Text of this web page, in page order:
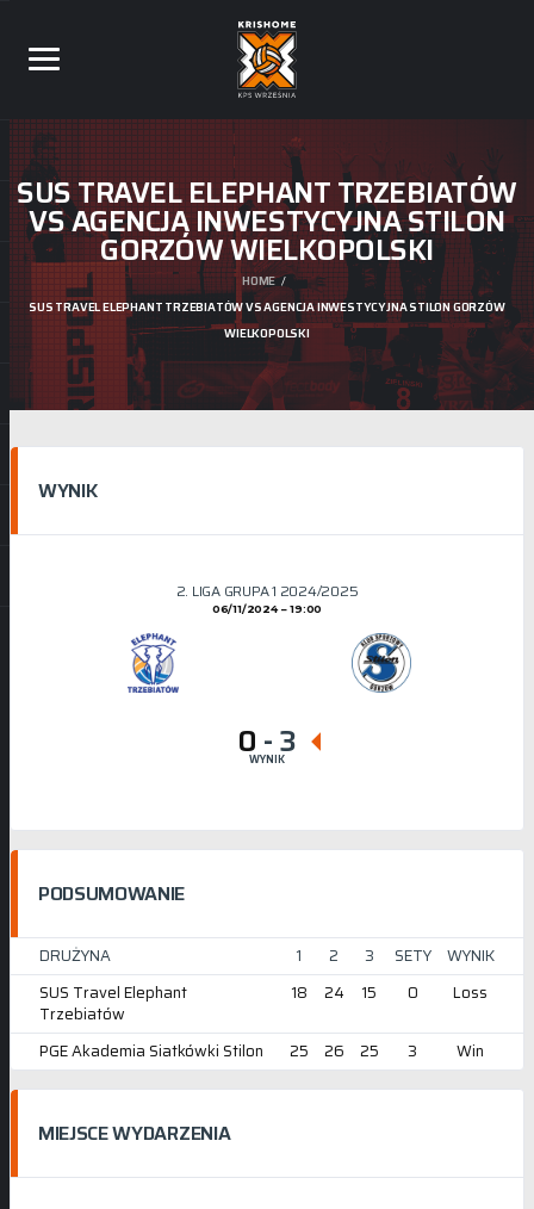
SUS TRAVEL ELEPHANT TRZEBIATÓW
VS AGENCJA INWESTYCYJNA STILON
GORZÓW WIELKOPOLSKI
HOME
SUS TRAVEL ELEPHANT TRZEBIATÓW VS AGENCJA INWESTYCYJNA STILON GORZÓW
WIELKOPOLSKI
WYNIK
2. LIGA GRUPA 1 2024/2025
06/11/2024 19:00
0 -3
WYNIK
PODSUMOWANIE
DRUŻYNA 1 2 3 SETY
WYNIK
SUS Travel Elephant
Trzebiatów
18 24 15 0 Loss
PGE Akademia Siatkówki Stilon 25 26 25 3 Win
MIEJSCE WYDARZENIA